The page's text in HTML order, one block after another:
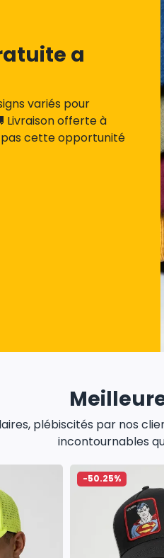
a
variés pour
Livraison offerte à
pas cette opportunité
plébiscités par nos
incontournables
-50.25%